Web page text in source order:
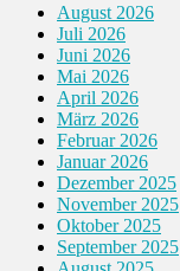
August 2026
Juli 2026
Juni 2026
Mai 2026
April 2026
März 2026
Februar 2026
Januar 2026
Dezember 2025
November 2025
Oktober 2025
September 2025